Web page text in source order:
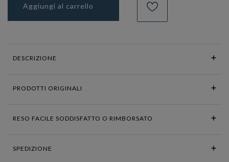
Aggiungi al carrello
DESCRIZIONE
PRODOTTI ORIGINALI
RESO FACILE SODDISFATTO O RIMBORSATO
SPEDIZIONE